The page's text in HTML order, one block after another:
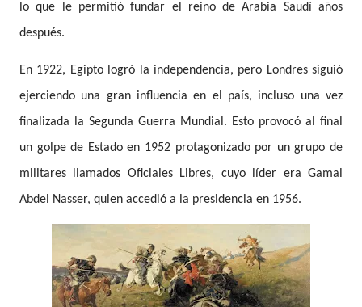
lo que le permitió fundar el reino de Arabia Saudí años
después.
En 1922, Egipto logró la independencia, pero Londres siguió
ejerciendo una gran influencia en el país, incluso una vez
finalizada la Segunda Guerra Mundial. Esto provocó al final
un golpe de Estado en 1952 protagonizado por un grupo de
militares llamados Oficiales Libres, cuyo líder era Gamal
Abdel Nasser, quien accedió a la presidencia en 1956.